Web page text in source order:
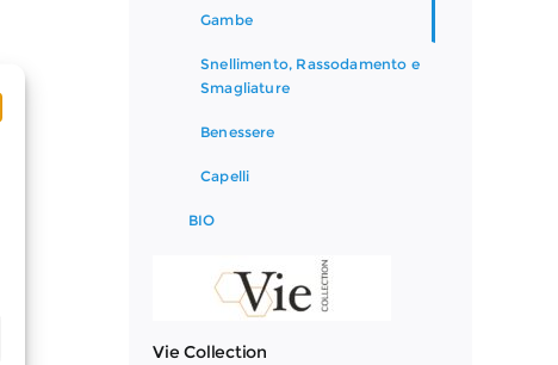
Gambe
Snellimento, Rassodamento e
Smagliature
Benessere
Capelli
BIO
Vie Collection